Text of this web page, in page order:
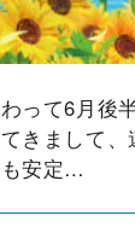
って6月後
きまして
安定…